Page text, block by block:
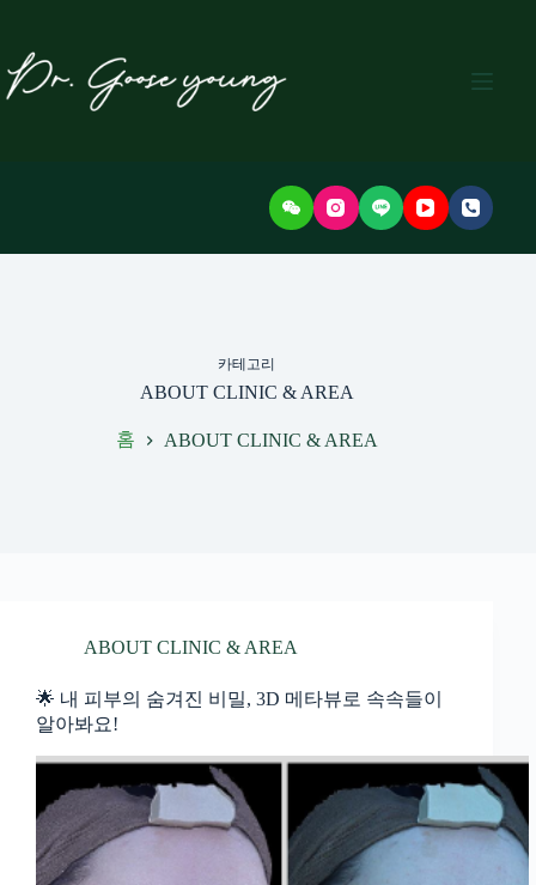
로
카테고리
ABOUT CLINIC & AREA
홈 ABOUT CLINIC & AREA
ABOUT CLINIC & AREA
🌟 내 피부의 숨겨진 비밀, 3D 메타뷰로 속속들이
알아봐요!